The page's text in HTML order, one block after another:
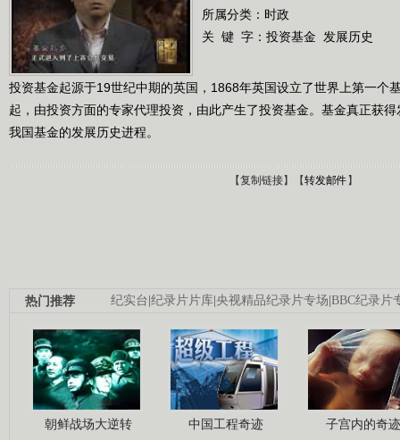
所属分类：时政
关 键 字： 投资基金 发展历史
投资基金起源于19世纪中期的英国，1868年英国设立了世界上第一个
起，由投资方面的专家代理投资，由此产生了投资基金。基金真正获
我国基金的发展历史进程。
【复制链接】【转发邮件】
纪实台|纪录片片库|央视精品纪录片专场|BBC纪录片
热门推荐
朝鲜战场大逆转 中国工程奇迹 子宫内的奇迹